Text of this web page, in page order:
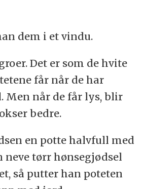
dem i et vindu.
Det er som de hvite
får når de har
Men når de får lys, blir
bedre.
en potte halvfull med
neve tørr hønsegjødsel
så putter han poteten